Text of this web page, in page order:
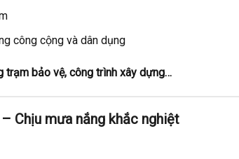
công cộng và dân dụng
trạm bảo vệ, công trình xây dựng…
Chịu mưa nắng khắc nghiệt